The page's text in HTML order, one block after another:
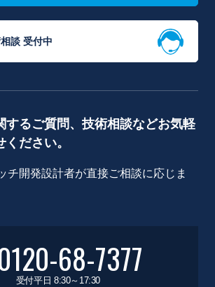
談 受付中
するご質問、技術相談などお気軽
ださい。
チ開発設計者が直接ご相談に応じま
68-7377
受付平日 8:30～17:30